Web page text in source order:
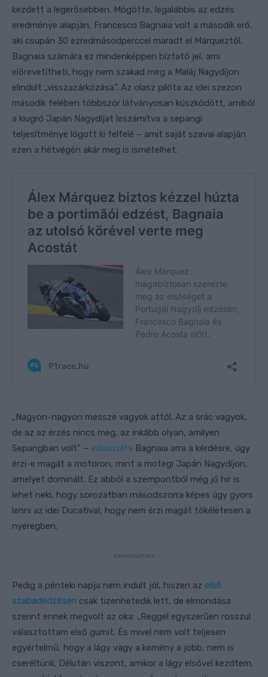
kezdett a legerősebben. Mögötte, legalábbis az edzés
eredménye alapján, Francesco Bagnaia volt a második erő,
aki csupán 30 ezredmásodperccel maradt el Márqueztől.
Bagnaia számára ez mindenképpen bíztató jel, ami
előrevetítheti, hogy nem szakad meg a Maláj Nagydíjon
elindult „visszazárkózása”. Az olasz pilóta az idei szezon
második felében többször látványosan küszködött, amiből
a kiugró Japán Nagydíjat leszámítva a sepangi
teljesítménye lógott ki felfelé – amit saját szavai alapján
ezen a hétvégén akár meg is ismételhet.
„Nagyon-nagyon messze vagyok attól. Az a srác vagyok,
de az az érzés nincs meg, az inkább olyan, amilyen
Sepangban volt” – válaszolta Bagnaia arra a kérdésre, úgy
érzi-e magát a motoron, mint a motegi Japán Nagydíjon,
amelyet dominált. Ez abból a szempontból még jó hír is
lehet neki, hogy sorozatban másodszorra képes úgy gyors
lenni az idei Ducatival, hogy nem érzi magát tökéletesen a
nyeregben.
- Advertisement -
Pedig a pénteki napja nem indult jól, hiszen az első
szabadedzésen csak tizenhetedik lett, de elmondása
szerint ennek megvolt az oka: „Reggel egyszerűen rosszul
választottam első gumit. És mivel nem volt teljesen
egyértelmű, hogy a lágy vagy a kemény a jobb, nem is
cseréltünk. Délután viszont, amikor a lágy elsővel kezdtem,